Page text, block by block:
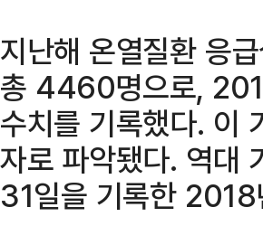
지난해 온열질환 응
총 4460명으로,
수치를 기록했다. 이
자로 파악됐다. 역대
31일을 기록한